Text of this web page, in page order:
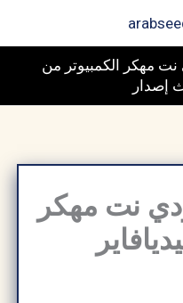
مهكر الكمبيوتر من
إصدار
نت مهكر